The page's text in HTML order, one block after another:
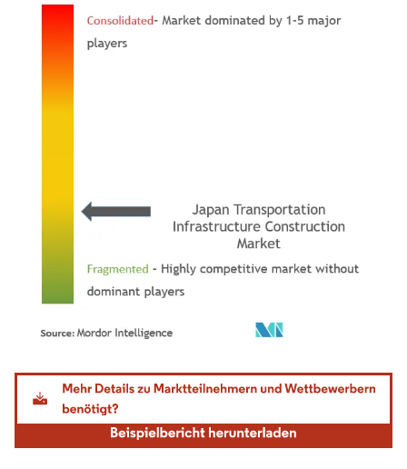
Bild © Mordor Intelligence. Wiederverwendung erfordert Namensnennung gemäß